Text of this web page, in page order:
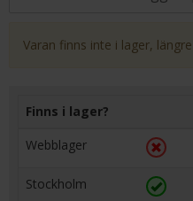
Varan finns inte i lager,
Finns i lager?
Webblager
Stockholm